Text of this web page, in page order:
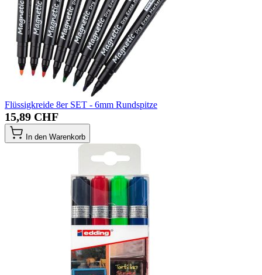
Flüssigkreide 8er SET - 6mm Rundspitze
15,89 CHF
In den Warenkorb